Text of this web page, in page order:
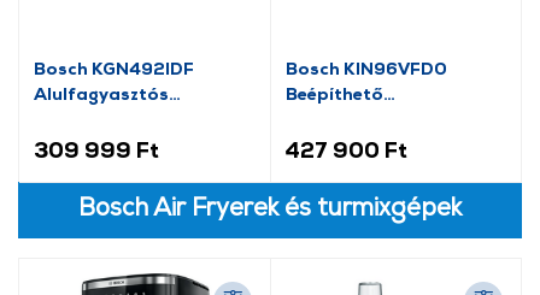
Bosch KGN492IDF
Alulfagyasztós
NoFrost
309 999 Ft
Bosch KIN96VFD0
Beépíthető
kombinált hűtőszekrény
427 900 Ft
Bosch Air Fryerek és turmixgépek